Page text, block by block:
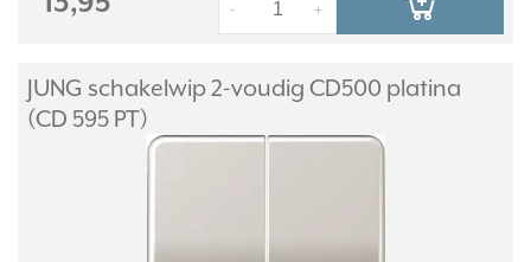
+
-
JUNG schakelwip 2-voudig CD500 platina
(CD 595 PT)